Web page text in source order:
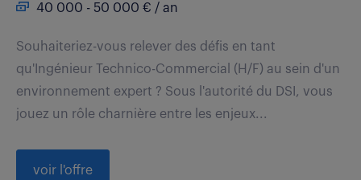
40 000 - 50 000 € / an
Souhaiteriez-vous relever des défis en tant
qu'Ingénieur Technico-Commercial (H/F) au sein d'un
environnement expert ? Sous l'autorité du DSI, vous
jouez un rôle charnière entre les enjeux...
voir l'offre